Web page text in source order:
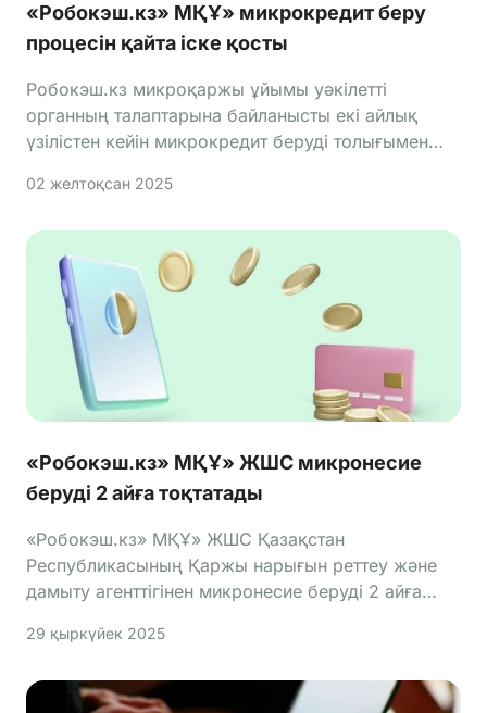
«Робокэш.кз» МҚҰ» микрокредит беру
процесін қайта іске қосты
Робокэш.кз микроқаржы ұйымы уәкілетті
органның талаптарына байланысты екі айлық
үзілістен кейін микрокредит беруді толығымен
02 желтоқсан 2025
«Робокэш.кз» МҚҰ» ЖШС микронесие
беруді 2 айға тоқтатады
«Робокэш.кз» МҚҰ» ЖШС Қазақстан
Республикасының Қаржы нарығын реттеу және
дамыту агенттігінен микронесие беруді 2 айға
29 қыркүйек 2025